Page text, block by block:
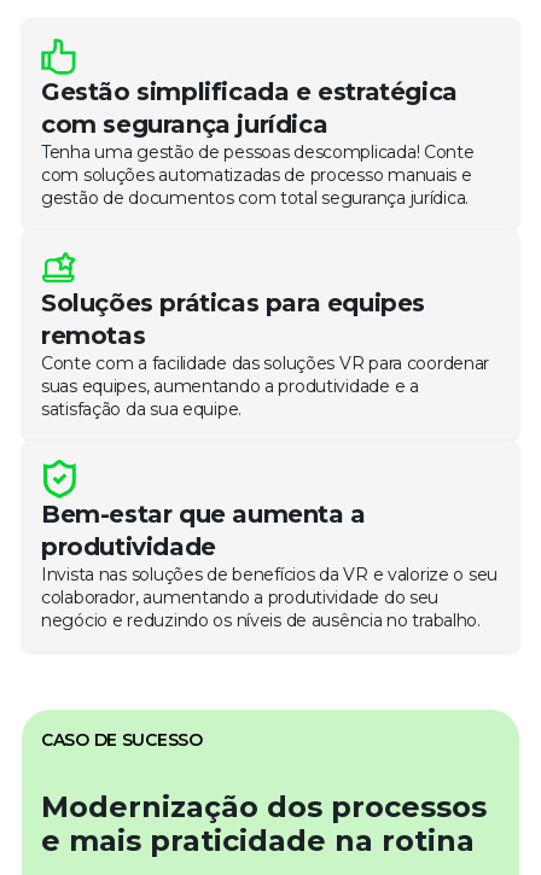
Gestão simplificada e estratégica
com segurança jurídica
Tenha uma gestão de pessoas descomplicada! Conte
com soluções automatizadas de processo manuais e
gestão de documentos com total segurança jurídica.
Soluções práticas para equipes
remotas
Conte com a facilidade das soluções VR para coordenar
suas equipes, aumentando a produtividade e a
satisfação da sua equipe.
Bem-estar que aumenta a
produtividade
Invista nas soluções de benefícios da VR e valorize o seu
colaborador, aumentando a produtividade do seu
negócio e reduzindo os níveis de ausência no trabalho.
CASO DE SUCESSO
Modernização dos processos
e mais praticidade na rotina